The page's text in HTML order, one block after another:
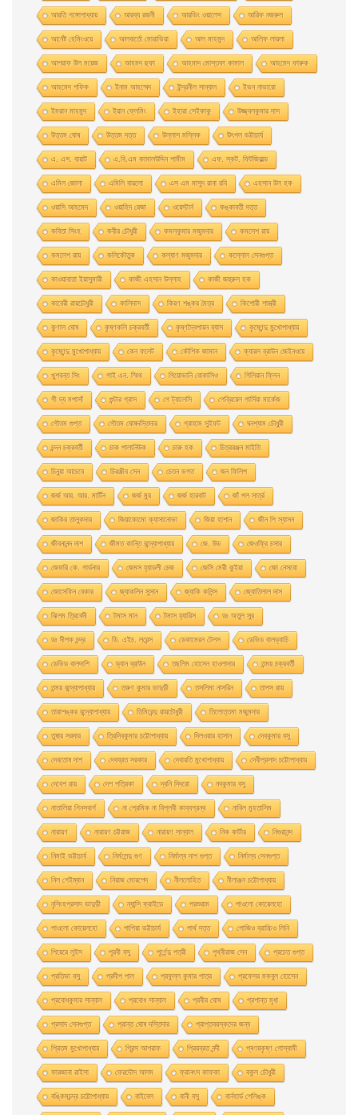
আরতি গঙ্গোপাধ্যায় আরব্য রজনী আরভিং ওয়ালেস আরিফ নজরুল
আর্নেষ্ট হেমিংওয়ে আলবার্তো মােরাভিয়া আল মাহমুদ আলিফ লায়লা
আশরাফ উল ময়েজ আহমদ ছফা আহমাদ মোস্তফা কামাল আহমেদ ফারুক
আহমেদ শফিক ইনাম আহম্মেদ ইন্দ্রনীল সান্যাল ইভন নাভারাে
ইমরান মাহমুদ ইয়ান ফ্লেমিং ইহারা সেইকাকু উজ্জ্বলকুমার দাস
উত্তম ঘােষ উত্তম দত্ত উল্লাস মল্লিক উৎপল ভট্টাচার্য
এ. এস. বায়াট এ.বি.এম কামালউদ্দিন শামীম এফ. স্কট. ফিটজিরাল্ড
এমিল জোলা এমিলি বারলো এস এম মাসুদ রানা রবি এহসান উল হক
ওয়াসি আহমেদ ওয়াহিদ রেজা ওয়েস্টার্ন কঙ্কাবতী দত্ত
কবিতা সিংহ কবীর চৌধুরী কমলকুমার মজুমদার কমলেশ রায়
কমলেশ রায় কলিকৌতুক কল্যাণ মজুমদার কল্লোল সেনগুপ্ত
কাওয়াবাতা ইয়াসুমারী কাজী এহসান উল্লাহ কাজী জহুরুল হক
কাবেরী রায়চৌধুরী কালিদাস কিরণ শঙ্কর মৈত্র কিশোরী শাস্ত্রী
কুণাল ঘোষ কৃষ্ণকলি চক্রবর্তী কৃষ্ণদ্বৈপায়ন ব্যাস কৃষ্ণেন্দু মুখােপাধ্যায়
কৃষ্ণেন্দু মুখোপাধ্যায় কেন ফলেট কৌশিক জামান ক্যারল ব্রাউন জেইনওয়ে
খুশবন্ত সিং গাই এন. স্মিথ গিয়ােভানি বােকাসিও গিলিয়ান ফ্লিন
গী দ্য মপাসাঁ গুন্টার গ্রাস গে ট্যালেসি গেব্রিয়েল গার্সিয়া মার্কেজ
গৌতম গুপ্ত গৌতম ঘোষদস্তিদার গ্রাহাম সুইফট ঘনশ্যাম চৌধুরী
চন্দন চক্রবর্তী চাক পালানিউক চারু হক চিত্ররঞ্জন মাইতি
চিনুয়া আচেবে চিরঞ্জীব সেন চেতন ভগত জন ফিলিপ
জর্জ আর. আর. মার্টিন জর্জ মুর জর্জ হারবাট জাঁ পল সার্ত্র
জাকির তালুকদার জিয়াকোমাে ক্যাসানােভা জিয়া হাশান জীন পি স্যাসন
জীবনানন্দ দাশ জীমত কান্তি বন্দ্যোপাধ্যায় জে. উড জেওফ্রি চসার
জেফরি কে. গার্ডনার জেমস হ্যাডলী চেজ জেসি মেরী কুইয়া জো নেসবো
জোসেফিন বেকার জ্যাকলিন সুসান জ্যাকি কলিন্স জ্যোতিলাল দাস
ঝিলম ত্রিবেদী টমাস মান টমাস হ্যারিস ডঃ অতুল সুর
ডঃ দীপক চন্দ্র ডি. এইচ. লরেন্স ডেকামেরন টেলস ডেভিড বালড্যাচি
ডেভিড বালদাশি ড্যান ব্রাউন তছলিম হোসেন হাওলাদার তন্ময় চক্রবর্তী
তন্ময় বন্দ্যোপাধ্যায় তরুণ কুমার ভাদুড়ী তসলিমা নাসরিন তাপস রায়
তারাশঙ্কর বন্দ্যোপাধ্যায় তিমিরেন্দু রায়চৌধুরী তিলোত্তমা মজুমদার
তুষার সরদার ত্রিদিবকুমার চট্টোপাধ্যায় দিলওয়ার হাসান দেবকুমার বসু
দেবতোষ দাশ দেবব্রত সরকার দেবারতি মুখােপাধ্যায় দেবীপ্রসাদ চট্টোপাধ্যায়
দেবেশ রায় দেশ পত্রিকা দ্যনি দিদরো নবকুমার বসু
নাতালিয়া গিনসবার্গ না প্রেমিক না বিপ্লবী কাব্যগ্রন্থ নাবিল মুহতাসিম
নারায়ণ নারায়ণ চট্টরাজ নারায়ণ সান্যাল নিক কার্টার নিগুরানন্দ
নিমাই ভট্টাচার্য নির্মলেন্দু গুণ নির্মাল্য দাশ গুপ্ত নির্মাল্য সেনগুপ্ত
নিল গেইম্যান নিয়াজ মোরশেদ নীললােহিত নীলাঞ্জন চট্টোপাধ্যায়
নৃসিংহপ্রসাদ ভাদুড়ী ন্যান্সি ফ্রাইডে পরশুরাম পাওলাে কোয়েলহাে
পাওলাে কোয়েলহো পাপিয়া ভট্টাচার্য পার্থ দত্ত পােজিও ব্রাচ্চিও লিনি
পিয়েরে লুইস পূরবী বসু পূর্ণেন্দু পত্রী পৃথ্বীরাজ সেন প্রচেত গুপ্ত
প্রতিভা বসু প্রদীপ পাল প্রফুল্ল কুমার পাত্র প্রফেসর মকবুল হােসেন
প্রবােধকুমার সান্যাল প্রবােধ সান্যাল প্রবীর ঘােষ প্রশান্ত মৃধা
প্রসাদ সেনগুপ্ত প্রান্ত ঘোষ দস্তিদার প্রাপ্তবয়স্কদের জন্য
প্রিতম মুখোপাধ্যায় প্রিন্স আশরাফ প্রিয়ব্রত নন্দী প্ৰণয়কৃষ্ণ গোস্বামী
ফারজানা রাইসা ফেরদৌস আলম ফ্রানৎস কাফকা বকুল চৌধুরী
বঙ্কিমচন্দ্র চট্টোপাধ্যায় বাইবেল বানী বসু বার্নহার্ড শেলিঙ্ক